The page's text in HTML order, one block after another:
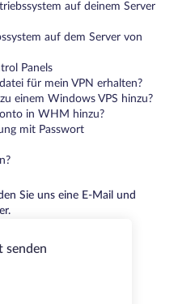
auf deinem Server
auf dem Server von
Panels
für mein VPN erhalten?
einem Windows VPS hinzu?
in WHM hinzu?
mit Passwort
Sie uns eine E-Mail und
senden